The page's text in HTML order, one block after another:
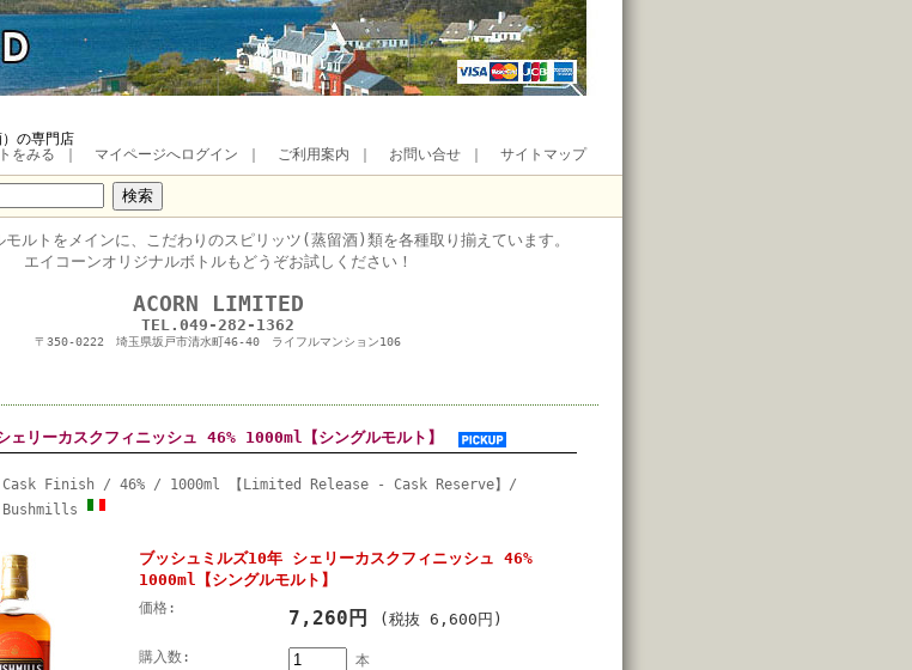
の専門店
をみる
マイページへログイン ご利用案内 お問い合せ サイトマップ
モルトをメインに、 こだわりのスピリッツ(蒸留酒)類を各種取り揃えています。
エイコーンオリジナルボトルもどうぞお試しください！
ACORN LIMITED
TEL.049-282-1362
〒350-0222 埼玉県坂戸市清水町46-40 ライフルマンション106
ェリーカスクフィニッシュ 46% 1000ml【シングルモルト】
Finish / 46% / 1000ml 【Limited Release - Cask Reserve】/
ブッシュミルズ10年 シェリーカスクフィニッシュ 46%
1000ml【シングルモルト】
価格: 7,260円 (税抜 6,600円)
購入数: 本